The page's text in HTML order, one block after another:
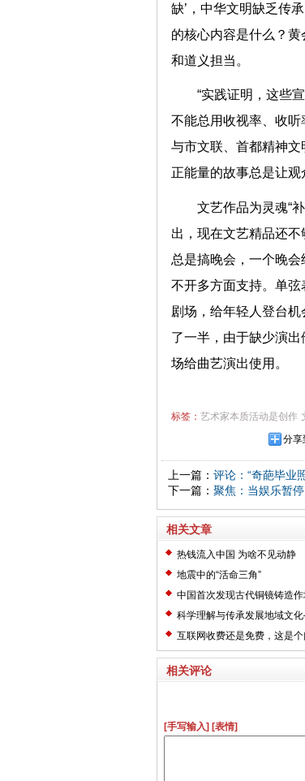
缺’，中华文明缺乏传
的核心内容是什么？
和道义担当。
“实践证明，这些
不能总用收视率、收
与市文联、首都精神
正能量的故事总是让观
文艺作品为灵魂“
出，现在文艺精品还
总是搞晚会，一个晚
不开多方面支持。单
剧场，给年轻人登台
了一半，由于缺少演
场给曲艺演出使用。
标签： 艺术家本质活动是创作
分享
上一篇： 评论：“奇葩毕业
下一篇： 聚焦：当娱乐暂
相关文章
热钱流入中国 为啥不见动静
地震中的“活命三角”
中国首次发现古代铜镜铸造作
科学理解与传承发展地域文
互联网收费还是免费，这是个
相关评论
[手写输入] [表情]